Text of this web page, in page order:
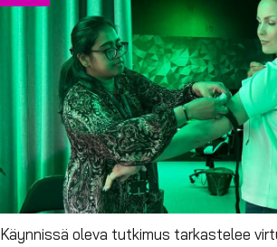
Käynnissä oleva tutkimus tarkastelee